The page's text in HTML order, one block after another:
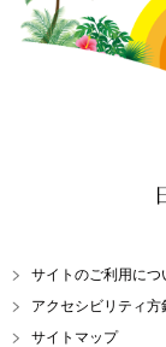
サイトのご利用につ
アクセシビリティ方
サイトマップ